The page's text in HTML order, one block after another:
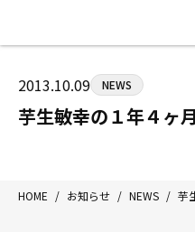
HOME
ジムについて
トレーニング
入会案内
2013.10.09 NEWS
芋生敏幸の１年４ヶ
HOME / お知らせ / NEWS / 芋